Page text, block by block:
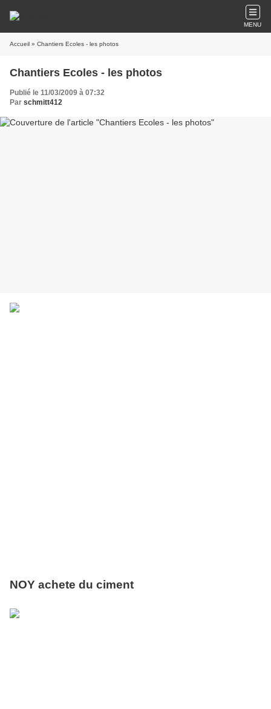
MENU
Accueil » Chantiers Ecoles - les photos
Chantiers Ecoles - les photos
Publié le 11/03/2009 à 07:32
Par schmitt412
NOY achete du ciment